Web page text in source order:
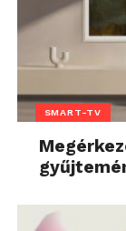
SMART-TV